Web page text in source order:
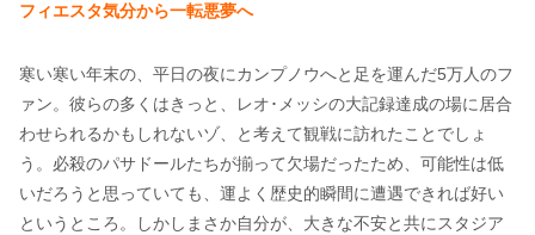
フィエスタ気分から一転悪夢へ
寒い寒い年末の、平日の夜にカンプノウへと足を運んだ5万人のフ
ァン。彼らの多くはきっと、レオ･メッシの大記録達成の場に居合
わせられるかもしれないゾ、と考えて観戦に訪れたことでしょ
う。必殺のパサドールたちが揃って欠場だったため、可能性は低
いだろうと思っていても、運よく歴史的瞬間に遭遇できれば好い
というところ。しかしまさか自分が、大きな不安と共にスタジア